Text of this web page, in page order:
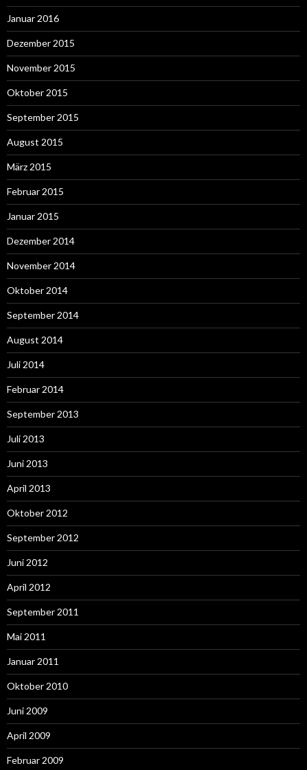
Januar 2016
Dezember 2015
November 2015
Oktober 2015
September 2015
August 2015
März 2015
Februar 2015
Januar 2015
Dezember 2014
November 2014
Oktober 2014
September 2014
August 2014
Juli 2014
Februar 2014
September 2013
Juli 2013
Juni 2013
April 2013
Oktober 2012
September 2012
Juni 2012
April 2012
September 2011
Mai 2011
Januar 2011
Oktober 2010
Juni 2009
April 2009
Februar 2009